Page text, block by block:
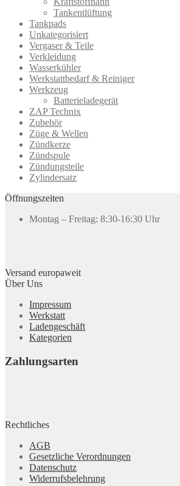
Tankentlüftung
Tankpads
Unkategorisiert
Vergaser & Teile
Verkleidung
Wasserkühler
Werkstattbedarf & Reiniger
Werkzeug
Batterieladegerät
ZAP Technix
Zubehör
Züge & Wellen
Zündkerze
Zündspule
Zündungsteile
Zylindersatz
Öffnungszeiten
Montag – Freitag: 8:30-16:30 Uhr
Versand europaweit
Über Uns
Impressum
Werkstatt
Ladengeschäft
Kategorien
Zahlungsarten
Rechtliches
AGB
Gesetzliche Verordnungen
Datenschutz
Widerrufsbelehrung